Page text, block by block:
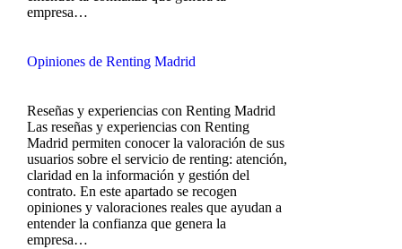
empresa…
Opiniones de Renting Madrid
Reseñas y experiencias con Renting Madrid
Las reseñas y experiencias con Renting
Madrid permiten conocer la valoración de sus
usuarios sobre el servicio de renting: atención,
claridad en la información y gestión del
contrato. En este apartado se recogen
opiniones y valoraciones reales que ayudan a
entender la confianza que genera la
empresa…